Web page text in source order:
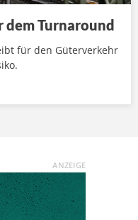
dem Turnaround
für den Güterverkehr
ANZEIGE